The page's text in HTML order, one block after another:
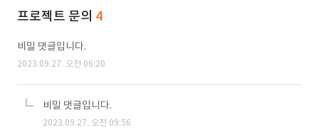
프로젝트 문의 4
비밀 댓글입니다.
2023.09.27. 오전 06:20
비밀 댓글입니다.
2023.09.27. 오전 09:56